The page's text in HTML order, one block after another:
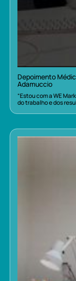
Depoimento
Adamuccio
“Estou com a WE
do trabalho e dos